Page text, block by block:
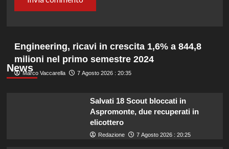
News
Engineering, ricavi in crescita 1,6% a 844,8
milioni nel primo semestre 2024
Marco Vaccarella 7 Agosto 2026 : 20:35
Salvati 18 Scout bloccati in
Aspromonte, due recuperati in
elicottero
Redazione 7 Agosto 2026 : 20:25